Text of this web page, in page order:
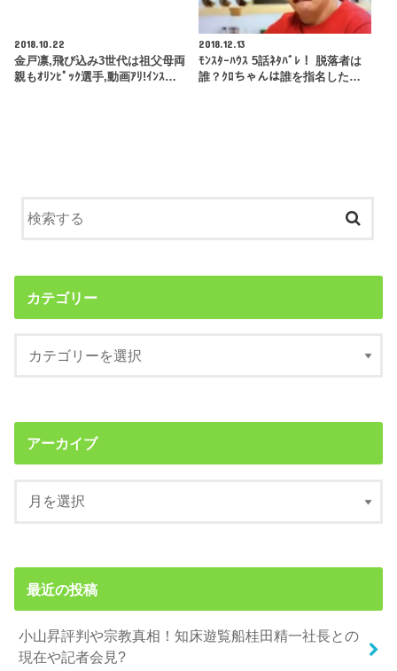
2018.10.22
金戸凛,飛び込み3世代は祖父母両
親もｵﾘﾝﾋﾟｯｸ選手,動画ｱﾘ!ｲﾝｽ…
2018.12.13
ﾓﾝｽﾀｰﾊｳｽ 5話ﾈﾀﾊﾞﾚ！ 脱落者は
誰？ｸﾛちゃんは誰を指名した…
カテゴリー
アーカイブ
最近の投稿
小山昇評判や宗教真相！知床遊覧船桂田精一社長との
現在や記者会見?